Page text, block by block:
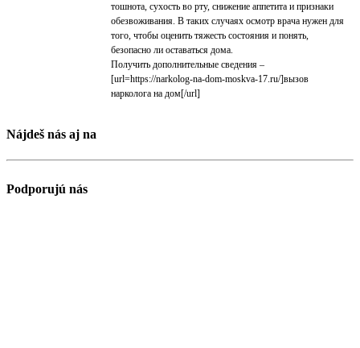
тошнота, сухость во рту, снижение аппетита и признаки
обезвоживания. В таких случаях осмотр врача нужен для
того, чтобы оценить тяжесть состояния и понять,
безопасно ли оставаться дома.
Получить дополнительные сведения –
[url=https://narkolog-na-dom-moskva-17.ru/]вызов
нарколога на дом[/url]
Nájdeš nás aj na
Podporujú nás